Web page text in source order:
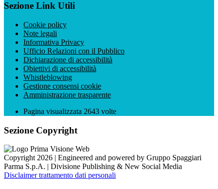
Sezione Link Utili
Cookie policy
Note legali
Informativa Privacy
Ufficio Relazioni con il Pubblico
Dichiarazione di accessibilità
Obiettivi di accessibilità
Whistleblowing
Gestione consensi cookie
Amministrazione trasparente
Pagina visualizzata 2643 volte
Sezione Copyright
Copyright 2026 | Engineered and powered by Gruppo Spaggiari
Parma S.p.A. | Divisione Publishing & New Social Media
Disclaimer trattamento dati personali